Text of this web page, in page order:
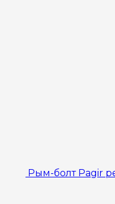
Рым-болт Pagir